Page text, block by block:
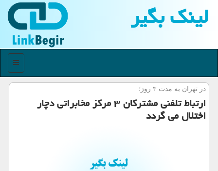
لینك بگیر
منو
در تهران به مدت ۳ روز؛
ارتباط تلفنی مشتركان ۳ مركز مخابراتی دچار
اختلال می گردد